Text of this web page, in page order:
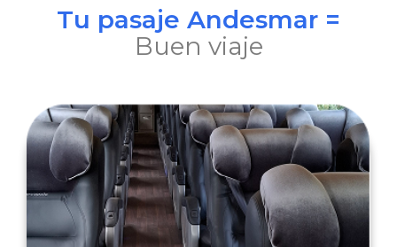
Tu pasaje Andesmar =
Buen viaje